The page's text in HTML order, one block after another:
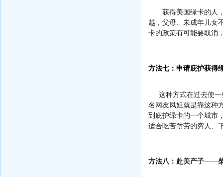
获得美国绿卡的人
越，父母、未成年儿女
卡的政策有可能要取消
方法七：申请庇护获得
这种方式在过去使
名网友凤姐就是靠这种
到庇护绿卡的一个城市
适合吃苦耐劳的穷人、
方法八：赴美产子——